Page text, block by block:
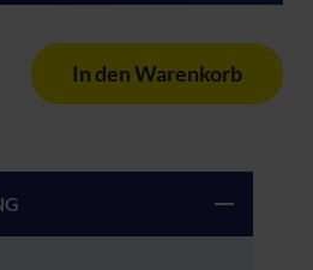
In den Warenkorb